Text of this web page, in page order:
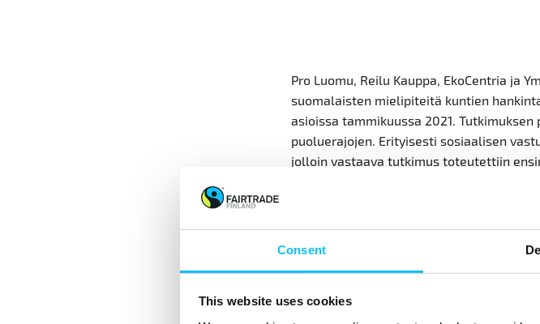
Consent
This website uses cookies
Pro Luomu, Reilu Kauppa, EkoCentria ja
suomalaisten mielipiteitä kuntien
asioissa tammikuussa 2021.
puoluerajojen. Erityisesti sosiaalisen
jolloin vastaava tutkimus toteutettiin
Ympäristövastuullisia hankintoja suosisi
tutkimuksessa tarkoitettiin työ- ja